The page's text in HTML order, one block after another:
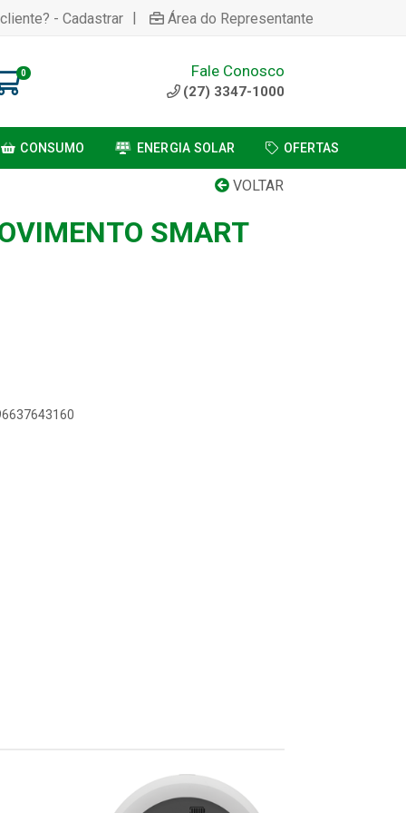
- Cadastrar | Área do Representante
0 Fale Conosco
(27) 3347-1000
CONSUMO ENERGIA SOLAR OFERTAS
VOLTAR
SMART